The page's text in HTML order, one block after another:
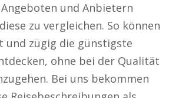
und Anbietern
zu vergleichen. So können
und zügig die günstigste
ohne bei der Qualität
Bei uns bekommen